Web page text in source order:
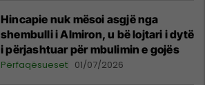
Hincapie nuk mësoi asgjë nga
shembulli i Almiron, u bë lojtari i dytë
i përjashtuar për mbulimin e gojës
Përfaqësueset 01/07/2026